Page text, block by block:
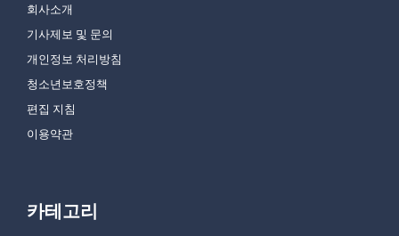
회사소개
기사제보 및 문의
개인정보 처리방침
청소년보호정책
편집 지침
이용약관
카테고리